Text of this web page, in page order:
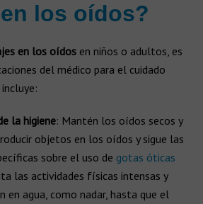
los oídos?
en los oídos en niños o adultos, es
del médico para el cuidado
la higiene: Mantén los oídos secos y
objetos en los oídos y sigue las
sobre el uso de gotas óticas
las actividades físicas intensas y
en agua, como nadar, hasta que el